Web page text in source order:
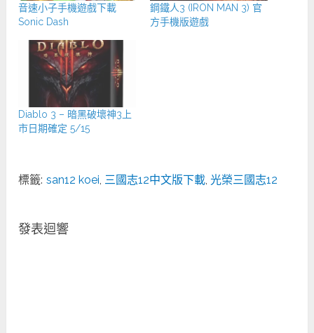
音速小子手機遊戲下載
Sonic Dash
鋼鐵人3 (IRON MAN 3) 官
方手機版遊戲
Diablo 3 – 暗黑破壞神3上
市日期確定 5/15
標籤: san12 koei 三國志12中文版下載 ,光榮三國志12
發表迴響